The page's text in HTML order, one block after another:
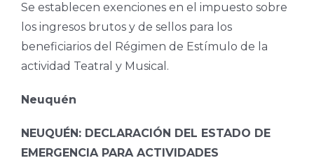
Se establecen exenciones en el impuesto sobre
los ingresos brutos y de sellos para los
beneficiarios del Régimen de Estímulo de la
actividad Teatral y Musical.
Neuquén
NEUQUÉN: DECLARACIÓN DEL ESTADO DE
EMERGENCIA PARA ACTIVIDADES